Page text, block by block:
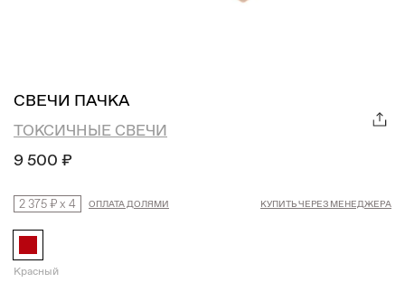
СВЕЧИ ПАЧКА
ТОКСИЧНЫЕ СВЕЧИ
9 500 ₽
2 375 ₽x 4 ОПЛАТА ДОЛЯМИ КУПИТЬ ЧЕРЕЗ МЕНЕДЖЕРА
Красный
Намекнуть о подарке